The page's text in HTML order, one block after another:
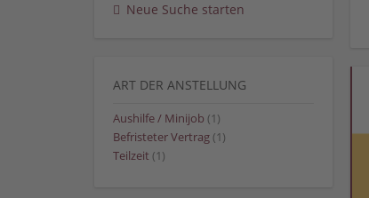
Neue Suche starten
ART DER ANSTELLUNG
Aushilfe / Minijob (1)
Befristeter Vertrag (1)
Teilzeit (1)